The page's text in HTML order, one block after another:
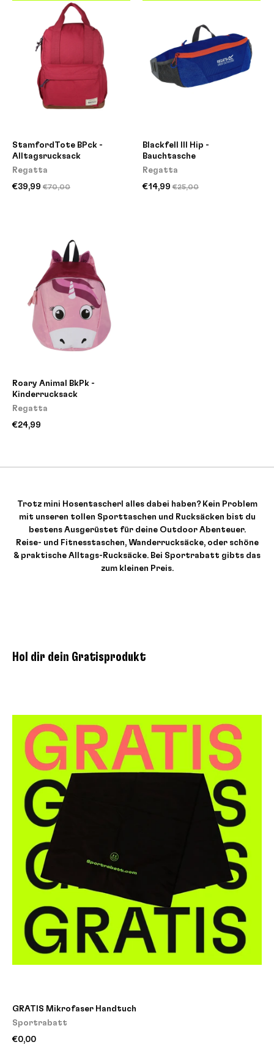
StamfordTote BPck -
Alltagsrucksack
Regatta
€39,99 €70,00
Blackfell III Hip -
Bauchtasche
Regatta
€14,99 €25,00
Roary Animal BkPk -
Kinderrucksack
Regatta
€24,99
Trotz mini Hosentascherl alles dabei haben? Kein Problem
mit unseren tollen Sporttaschen und Rucksäcken bist du
bestens Ausgerüstet für deine Outdoor Abenteuer.
Reise- und Fitnesstaschen, Wanderrucksäcke, oder schöne
& praktische Alltags-Rucksäcke. Bei Sportrabatt gibts das
zum kleinen Preis.
Hol dir dein Gratisprodukt
GRATIS Mikrofaser Handtuch
Sportrabatt
€0,00